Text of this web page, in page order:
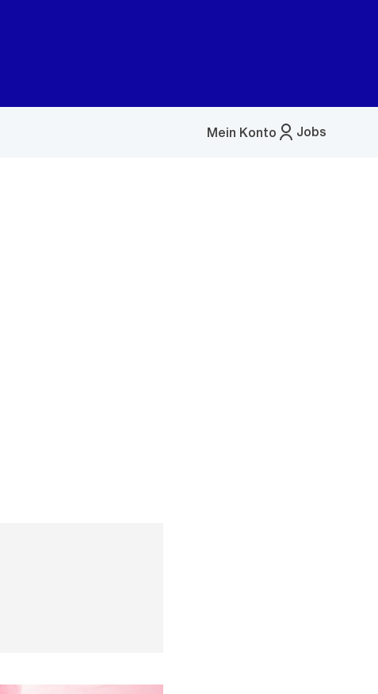
Jobs
Mein Konto
Menü